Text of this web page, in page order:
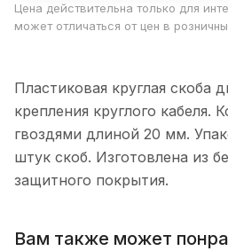
Цена действительна только для
может отличаться от цен в
Пластиковая круглая скоба
крепления круглого кабеля.
гвоздями длиной 20 мм.
штук скоб. Изготовлена из
защитного покрытия.
Вам также может